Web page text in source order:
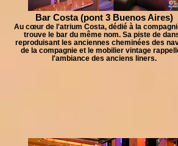
Bar Costa (pont 3 Buenos Aires)
Au cœur de l'atrium Costa, dédié à la
trouve le bar du même nom. Sa piste de
reproduisant les anciennes cheminées des
de la compagnie et le mobilier vintage
l'ambiance des anciens liners.